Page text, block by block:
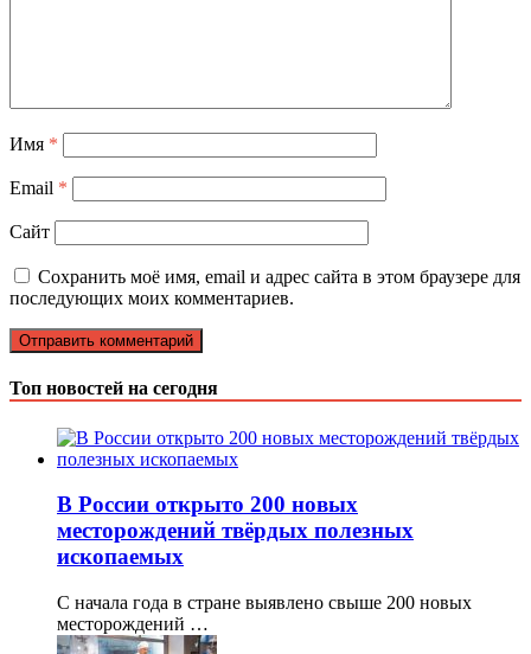
Имя *
Email *
Сайт
Сохранить моё имя, email и адрес сайта в этом браузере для
последующих моих комментариев.
Топ новостей на сегодня
В России открыто 200 новых
месторождений твёрдых полезных
ископаемых
С начала года в стране выявлено свыше 200 новых
месторождений …